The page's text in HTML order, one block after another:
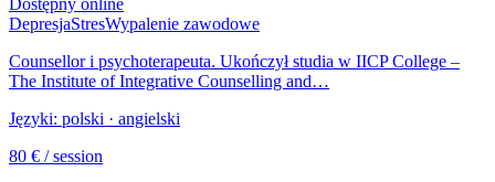
DepresjaStresWypalenie zawodowe
Counsellor i psychoterapeuta. Ukończył studia w IICP College –
The Institute of Integrative Counselling and…
Języki: polski · angielski
80 € / session